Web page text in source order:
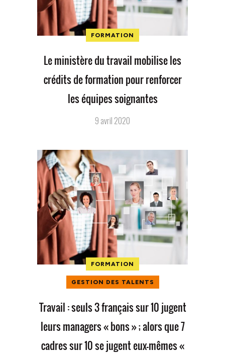
FORMATION
Le ministère du travail mobilise les
crédits de formation pour renforcer
les équipes soignantes
9 avril 2020
FORMATION
GESTION DES TALENTS
Travail : seuls 3 français sur 10 jugent
leurs managers « bons » ; alors que 7
cadres sur 10 se jugent eux-mêmes «